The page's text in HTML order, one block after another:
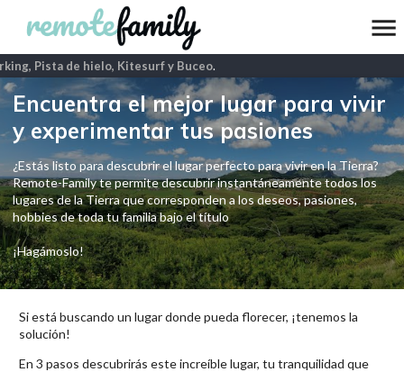
Pista de hielo, Kitesurf y Buceo.
Encuentra el mejor lugar para vivir
y experimentar tus pasiones
¿Estás listo para descubrir el lugar perfecto para vivir en la Tierra?
Remote-Family te permite descubrir instantáneamente todos los
lugares de la Tierra que corresponden a los deseos, pasiones,
hobbies de toda tu familia bajo el título
¡Hagámoslo!
Si está buscando un lugar donde pueda florecer, ¡tenemos la
solución!
En 3 pasos descubrirás este increíble lugar, tu tranquilidad que